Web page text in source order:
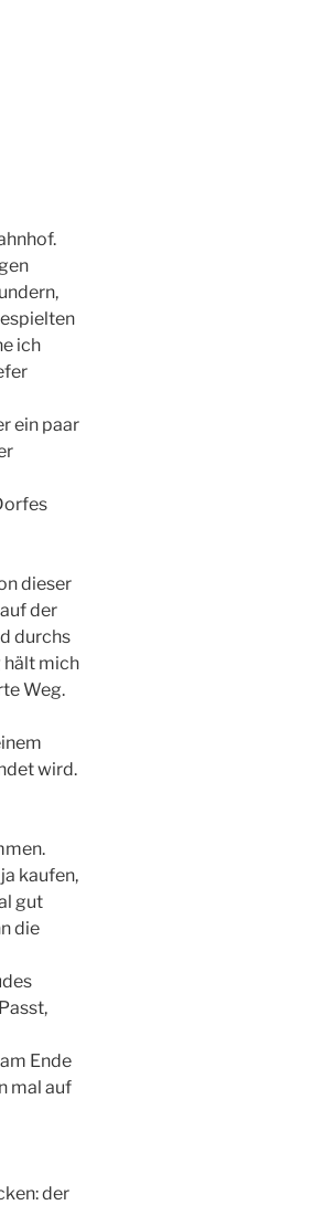
ich
ein paar
dieser
der
durchs
hält mich
Weg.
wird.
kaufen,
gut
die
Ende
mal auf
der